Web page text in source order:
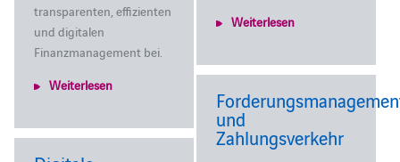
transparenten, effizienten
und digitalen
Finanzmanagement bei.
Weiterlesen
Weiterlesen
und
Zahlungsverkehr